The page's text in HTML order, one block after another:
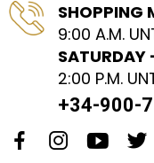
SHOPPING
9:00 A.M.
SATURDAY
2:00 P.M.
+34-900-